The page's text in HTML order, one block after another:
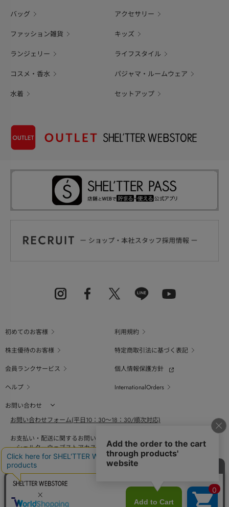
バッグ アクセサリー
ファッション雑貨 キッズ
ランジェリー ライフスタイル
コスメ・香水 パジャマ・ルームウェア
水着 セットアップ
初めてのお客様
利用規約
株主優待のお客様
特定商取引法に基づく表記
会員ランクサービス
個人情報保護方針
ヘルプ
InternationalOrders
お問い合わせ
お問い合わせフォーム(平日10：30～18：30/順次対応)
お支払い・配送に関するお問い合わせ（平日10：30～18：00）
シェルターウェブストアカスタマーセンター
0800-123-6820
商品の素材、サイズ、仕様等に関するお問い合せ（平日10：30～18：00）
バロックジャパンリミテッドコールセンター
03-6730-9191